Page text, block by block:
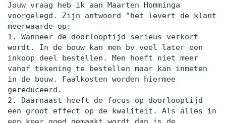
Jouw vraag heb ik aan Maarten Homminga
voorgelegd. Zijn antwoord "het levert de klant
meerwaarde op:
1. Wanneer de doorlooptijd serieus verkort
wordt. In de bouw kan men bv veel later een
inkoop deel bestellen. Men hoeft niet meer
vanaf tekening te bestellen maar kan inmeten
in de bouw. Faalkosten worden hiermee
gereduceerd.
2. Daarnaast heeft de focus op doorlooptijd
een groot effect op de kwaliteit. Als alles in
een keer goed gemaakt wordt dan is de